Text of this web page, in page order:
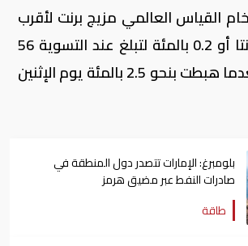
القياس العالمي مزيج برنت لأقرب
استحقاق 12 سنتا أو 0.2 بالمئة لتبلغ عند التسوية 56
دولارا للبرميل، بعدما هبطت بنحو 2.5 بالمئة يوم الإثنين
بلومبرغ: الإمارات تتصدر دول المنطقة في
صادرات النفط عبر مضيق هرمز
طاقة